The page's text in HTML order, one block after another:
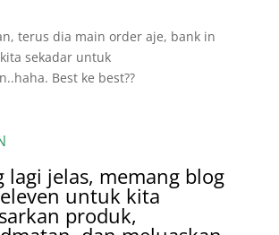
terus dia main order aje, bank in
sekadar untuk
Best ke best??
lagi jelas, memang blog
untuk kita
produk,